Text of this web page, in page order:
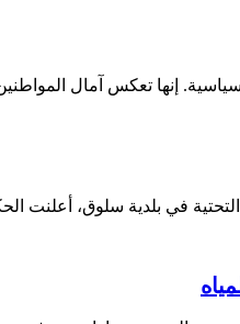
في بلدية سلوق،⁣ أعلنت⁤